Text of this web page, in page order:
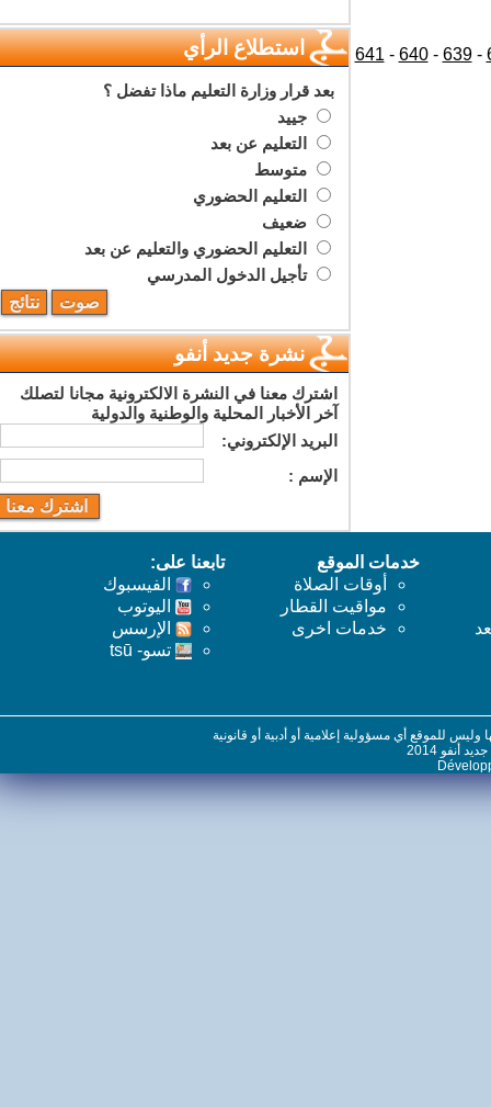
639
-
640
-
641 استطلاع الرأي
بعد قرار وزارة التعليم ماذا تفضل ؟
جييد
التعليم عن بعد
متوسط
التعليم الحضوري
ضعيف
التعليم الحضوري والتعليم عن بعد
تأجيل الدخول المدرسي
نشرة جديد أنفو
اشترك معنا في النشرة الالكترونية مجانا لتصلك
آخر الأخبار المحلية والوطنية والدولية
البريد اﻹلكتروني:
اﻹسم :
خدمات الموقع
أوقات الصلاة
مواقيت القطار
خدمات اخرى
تابعنا على:
الفيسبوك
اليوتوب
اﻹرسس
تسو- tsū
للموقع أي مسؤولية إعلامية أو أدبية أو قانونية
2014